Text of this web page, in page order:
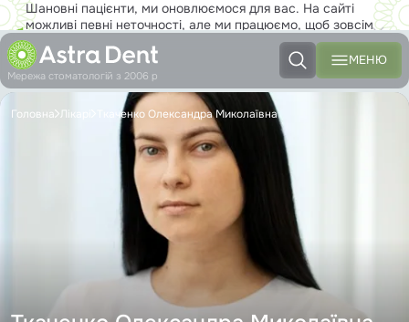
Шановні пацієнти, ми оновлюємося для вас. На сайті
можливі певні неточності, але ми працюємо, щоб зовсім
скоро ви з задоволенням користувалися новим сайтом на
повну!
Мережа стоматологій з 2006 р
МЕНЮ
Головна Лікарі Ткаченко Олександра Миколаївна